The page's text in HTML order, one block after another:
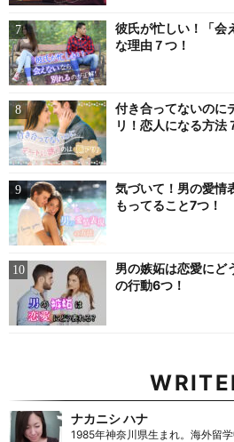
彼氏が忙しい！「会
な理由７つ！
付き合ってないのに
リ！恋人になる方法
気づいて！男の愛情
もってること7つ！
男の嫉妬は恋愛にど
の行動6つ！
ナカニシ ハナ
1985年神奈川県生まれ。海外留